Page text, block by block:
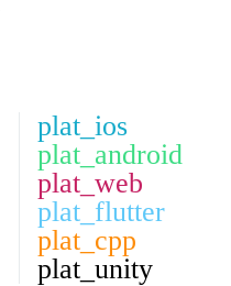
plat_ios
plat_android
plat_web
plat_flutter
plat_cpp
plat_unity